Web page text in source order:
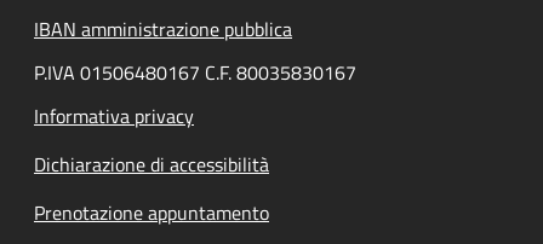
IBAN amministrazione pubblica
P.IVA 01506480167 C.F. 80035830167
Informativa privacy
Dichiarazione di accessibilità
Prenotazione appuntamento